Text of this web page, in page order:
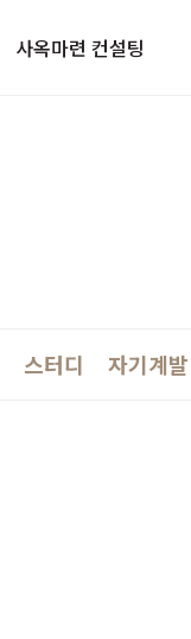
사옥마련 컨설팅
스터디 자기계발